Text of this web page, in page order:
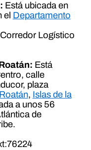
Está ubicada en
el Departamento
Logístico
Está
calle
plaza
Roatán, Islas de la
a unos 56
de